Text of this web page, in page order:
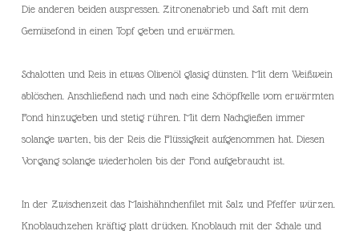
Die anderen beiden auspressen. Zitronenabrieb und Saft mit dem
Gemüsefond in einen Topf geben und erwärmen.
Schalotten und Reis in etwas Olivenöl glasig dünsten. Mit dem Weißwein
ablöschen. Anschließend nach und nach eine Schöpfkelle vom erwärmten
Fond hinzugeben und stetig rühren. Mit dem Nachgießen immer
solange warten, bis der Reis die Flüssigkeit aufgenommen hat. Diesen
Vorgang solange wiederholen bis der Fond aufgebraucht ist.
In der Zwischenzeit das Maishähnchenfilet mit Salz und Pfeffer würzen.
Knoblauchzehen kräftig platt drücken. Knoblauch mit der Schale und